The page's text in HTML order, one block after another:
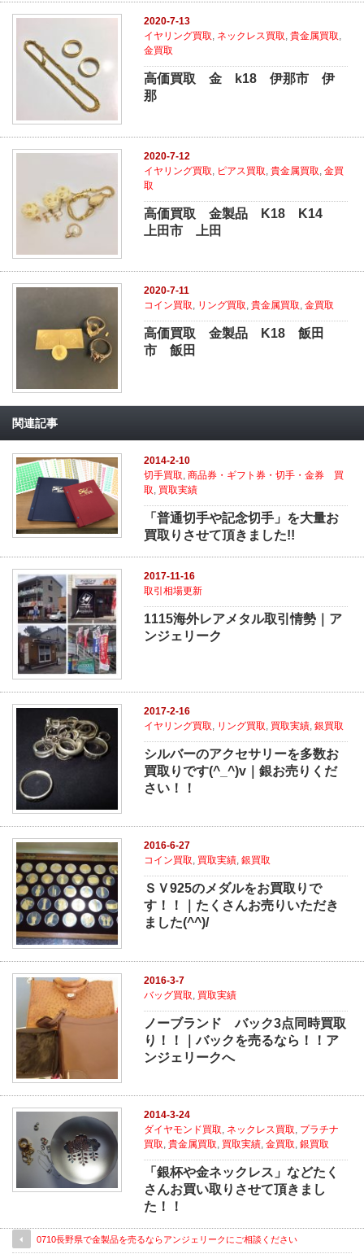
2020-7-13
イヤリング買取, ネックレス買取,貴金属買取,
金買取
高価買取 金 k18 伊那市 伊
那
2020-7-12
イヤリング買取
ピアス買取 ,貴金属買取 ,金買
取
高価買取 金製品 K18 K14
上田市 上田
2020-7-11
コイン買取, リング買取,貴金属買取,金買取
高価買取 金製品 K18 飯田
市 飯田
関連記事
2014-2-10
切手買取,商品券・ギフト券・切手・金券 買
取, 買取実績
「普通切手や記念切手」を大量お
買取りさせて頂きました!!
2017-11-16
取引相場更新
1115海外レアメタル取引情勢｜ア
ンジェリーク
2017-2-16
イヤリング買取, リング買取, 買取実績,銀買取
シルバーのアクセサリーを多数お
買取りです(^_^)v｜銀お売りくだ
さい！！
2016-6-27
コイン買取, 買取実績,銀買取
ＳＶ925のメダルをお買取りで
す！！｜たくさんお売りいただき
ました(^^)/
2016-3-7
バッグ買取 買取実績
ノーブランド バック3点同時買取
り！！｜バックを売るなら！！ア
ンジェリークへ
2014-3-24
ダイヤモンド買取, ネックレス買取, プラチナ
買取,貴金属買取, 買取実績,金買取,銀買取
「銀杯や金ネックレス」などたく
さんお買い取りさせて頂きまし
た！！
0710長野県で金製品を売るならアンジェリークにご相談ください